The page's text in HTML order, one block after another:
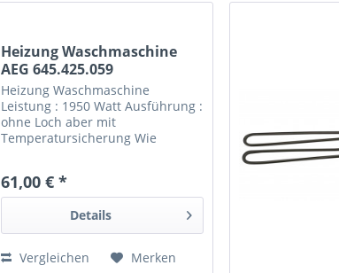
Heizung Waschmaschine
AEG 645.425.059
Heizung Waschmaschine
Leistung : 1950 Watt Ausführung :
ohne Loch aber mit
Temperatursicherung Wie
61,00 € *
Details
Vergleichen Merken